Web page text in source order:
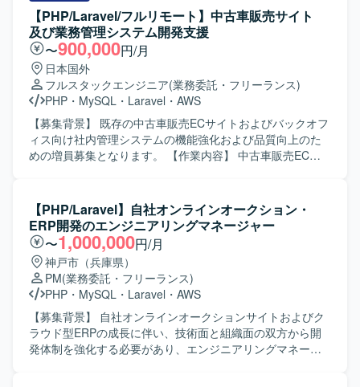
存機能の改善や追加開発を行い、ベンチマークを重視しな
がら機能よりも速度を落とさないようパフォーマンスを意
識した開発を行っていただきます。また、週1回のミーティ
ングで開発要望の優先度を決定し、それに基づいて実装・
改修を進めていただきます。 【求める人物像】 Webアプ
リ・ネイティブアプリ双方の特性を理解し、フロントエン
ドからバックエンド、DBまで一貫した開発に主体的に取り
組んでいただける方を求めています。既存システムのブラ
ッシュアップにおいて、速度やパフォーマンスを意識した
改善提案ができる方です。チーム内のミーティングでの優
の魅力】 チャット、タスク管理、資料管理など多機能なビ
ジネスコミュニケーションツールの開発に携わることで、
Webアプリとネイティブアプリ双方の知見を深めることが
できます。フロントエンドからバックエンド、DBまで一貫
して担当することで、フルスタックなスキルセットを磨く
ことができます。性能改善やベンチマークを重視した開発
を通じて、高トラフィックなサービス運用に必要な経験も
身につけることができます。 【開発環境】 PHP / Laravel、
React、React Native、Docker、MySQLを用いたWebアプ
リおよびネイティブアプリの開発環境です。
【PHP/Laravel/フルリモート】中古車販売サイト
及び業務管理システム開発支援
〜900,000円/月
日本国外
フルスタックエンジニア(業務委託・フリーランス)
PHP ・ MySQL ・ Laravel ・ AWS
【募集背景】 既存の中古車販売ECサイトおよびバックオフ
ィス向け社内管理システムの機能強化および品質向上のた
めの増員募集となります。 【作業内容】 中古車販売ECサ
対応を行っていただきます。 バックエンドおよびフロント
エンドの設計（テスト設計を含みます）、開発、テスト、
リリースまで一貫してご担当いただきます。 あわせて、コ
ードレビューおよびテスト仕様書レビューを実施していた
だきます。 非IT部門のビジネスユーザーと連携し、開発す
る機能の仕様策定を行っていただきます。 チケット管理を
通じた開発メンバーの進捗管理およびビジネスサイドへの
進捗報告もお任せいたします。 【求める人物像】 スピード
よりも品質を重視して開発を進められる方を求めておりま
す。 チームメンバーやビジネスユーザーと積極的にコミュ
【PHP/Laravel】自社オンラインオークション・
ERP開発のエンジニアリングマネージャー
〜1,000,000円/月
神戸市（兵庫県）
PM(業務委託・フリーランス)
PHP ・ MySQL ・ Laravel ・ AWS
【募集背景】 自社オンラインオークションサイトおよびク
ラウド型ERPの成長に伴い、技術面と組織面の双方から開
発体制を強化する必要があり、エンジニアリングマネージ